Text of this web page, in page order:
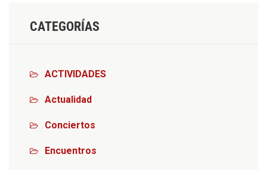
CATEGORÍAS
ACTIVIDADES
Actualidad
Conciertos
Encuentros